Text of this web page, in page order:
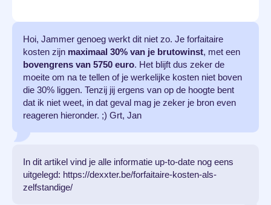
Hoi, Jammer genoeg werkt dit niet zo. Je forfaitaire
kosten zijn maximaal 30% van je brutowinst, met een
bovengrens van 5750 euro. Het blijft dus zeker de
moeite om na te tellen of je werkelijke kosten niet boven
die 30% liggen. Tenzij jij ergens van op de hoogte bent
dat ik niet weet, in dat geval mag je zeker je bron even
reageren hieronder. ;) Grt, Jan
In dit artikel vind je alle informatie up-to-date nog eens
uitgelegd: https://dexxter.be/forfaitaire-kosten-als-
zelfstandige/